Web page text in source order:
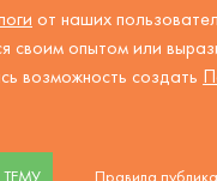
от наших
своим опытом или
возможность создать
Правила